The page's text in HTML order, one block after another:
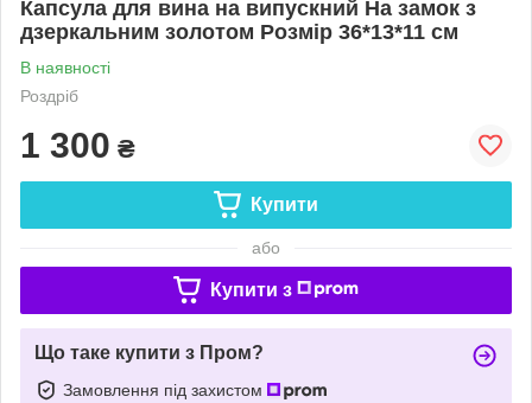
Капсула для вина на випускний На замок з
дзеркальним золотом Розмір 36*13*11 см
В наявності
Роздріб
1 300 ₴
Купити
або
Купити з
Що таке купити з Пром?
Замовлення під захистом